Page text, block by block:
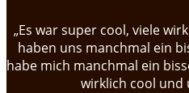
„Es war super cool, viele
haben uns manchmal ein
habe mich manchmal ein
wirklich cool und